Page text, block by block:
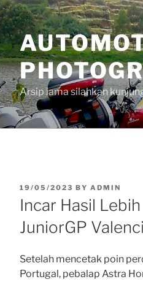
Arsip lama silahkan
POSTED
ON
19/05/2023 BY ADMIN
Incar Hasil
JuniorGP
Setelah mencetak poin
Portugal, pebalap Astra